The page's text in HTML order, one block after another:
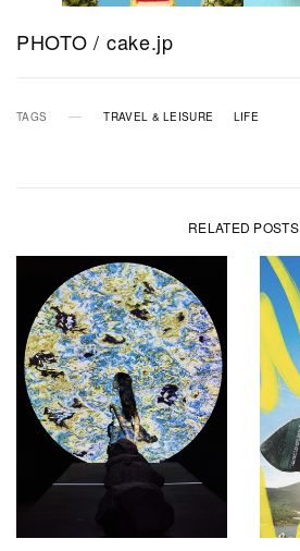
PHOTO / cake.jp
TAGS TRAVEL & LEISURE LIFE
RELATED POSTS